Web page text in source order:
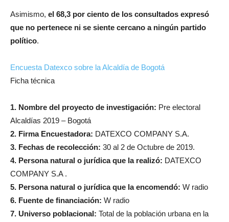
Asimismo, el 68,3 por ciento de los consultados expresó
que no pertenece ni se siente cercano a ningún partido
político.
Encuesta Datexco sobre la Alcaldía de Bogotá
Ficha técnica
1. Nombre del proyecto de investigación: Pre electoral
Alcaldías 2019 – Bogotá
2. Firma Encuestadora: DATEXCO COMPANY S.A.
3. Fechas de recolección: 30 al 2 de Octubre de 2019.
4. Persona natural o jurídica que la realizó: DATEXCO
COMPANY S.A .
5. Persona natural o jurídica que la encomendó: W radio
6. Fuente de financiación: W radio
7. Universo poblacional: Total de la población urbana en la